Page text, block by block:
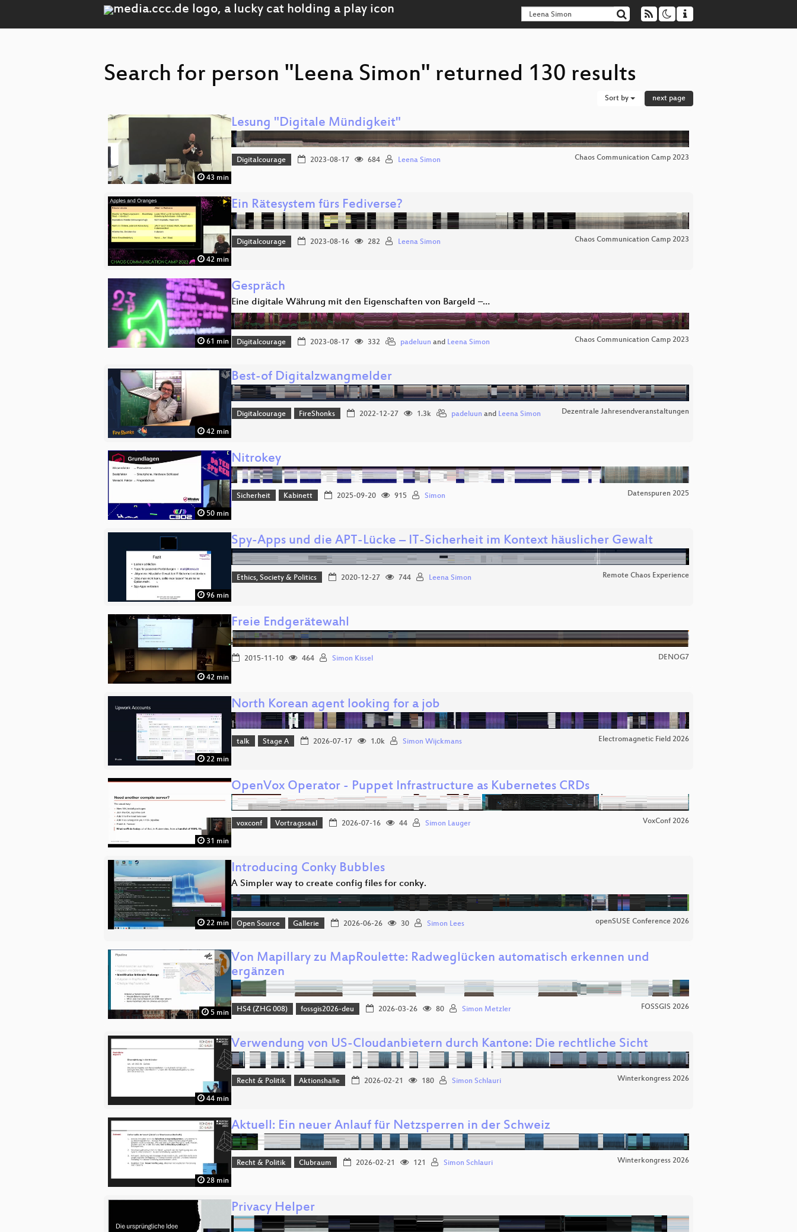
Search for person "Leena Simon" returned 130 results
Sort by next page
43 min
Lesung "Digitale Mündigkeit"
Digitalcourage 2023-08-17 684 Leena Simon Chaos Communication Camp 2023
42 min
Ein Rätesystem fürs Fediverse?
Digitalcourage 2023-08-16 282 Leena Simon Chaos Communication Camp 2023
61 min
Gespräch
Eine digitale Währung mit den Eigenschaften von Bargeld –…
Digitalcourage 2023-08-17 332 padeluun and Leena Simon Chaos Communication Camp 2023
42 min
Best-of Digitalzwangmelder
Digitalcourage FireShonks 2022-12-27 1.3k padeluun and Leena Simon Dezentrale Jahresendveranstaltungen
50 min
Nitrokey
Sicherheit Kabinett 2025-09-20 915 Simon Datenspuren 2025
96 min
Spy-Apps und die APT-Lücke – IT-Sicherheit im Kontext häuslicher Gewalt
Ethics, Society & Politics 2020-12-27 744 Leena Simon Remote Chaos Experience
42 min
Freie Endgerätewahl
2015-11-10 464 Simon Kissel DENOG7
22 min
North Korean agent looking for a job
talk Stage A 2026-07-17 1.0k Simon Wijckmans Electromagnetic Field 2026
31 min
OpenVox Operator - Puppet Infrastructure as Kubernetes CRDs
voxconf Vortragssaal 2026-07-16 44 Simon Lauger VoxConf 2026
22 min
Introducing Conky Bubbles
A Simpler way to create config files for conky.
Open Source Gallerie 2026-06-26 30 Simon Lees openSUSE Conference 2026
5 min
Von Mapillary zu MapRoulette: Radweglücken automatisch erkennen und
ergänzen
HS4 (ZHG 008) fossgis2026-deu 2026-03-26 80 Simon Metzler FOSSGIS 2026
44 min
Verwendung von US-Cloudanbietern durch Kantone: Die rechtliche Sicht
Recht & Politik Aktionshalle 2026-02-21 180 Simon Schlauri Winterkongress 2026
28 min
Aktuell: Ein neuer Anlauf für Netzsperren in der Schweiz
Recht & Politik Clubraum 2026-02-21 121 Simon Schlauri Winterkongress 2026
Privacy Helper